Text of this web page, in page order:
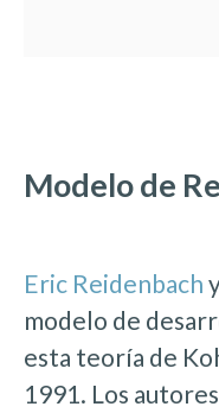
Modelo de
Eric Reidenbach
modelo de
esta teoría de
1991. Los